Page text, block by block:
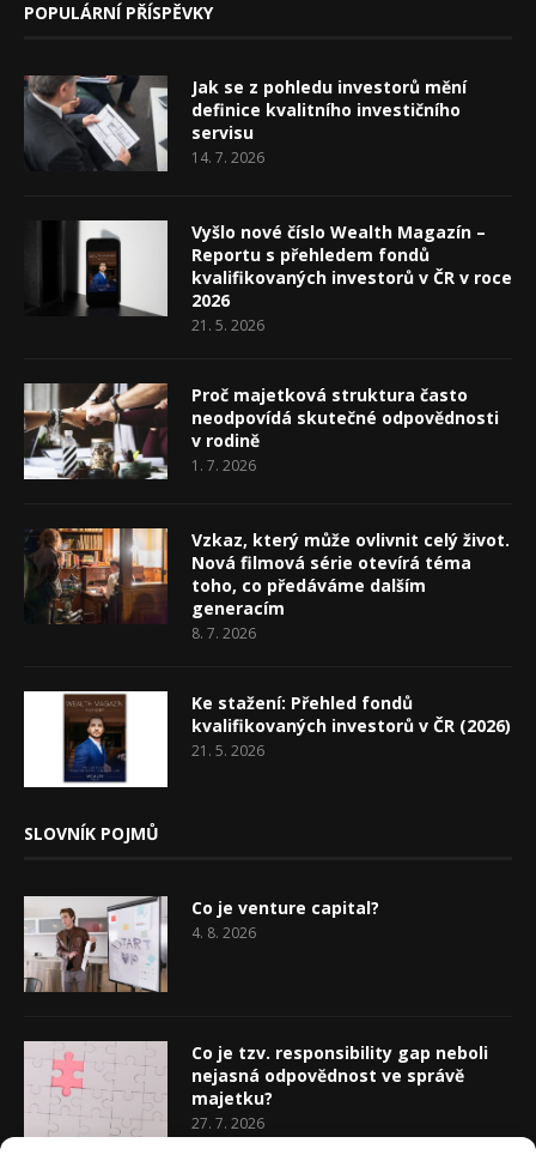
POPULÁRNÍ PŘÍSPĚVKY
Jak se z pohledu investorů mění
definice kvalitního investičního
servisu
14. 7. 2026
Vyšlo nové číslo Wealth Magazín –
Reportu s přehledem fondů
kvalifikovaných investorů v ČR v roce
2026
21. 5. 2026
Proč majetková struktura často
neodpovídá skutečné odpovědnosti
v rodině
1. 7. 2026
Vzkaz, který může ovlivnit celý život.
Nová filmová série otevírá téma
toho, co předáváme dalším
generacím
8. 7. 2026
Ke stažení: Přehled fondů
kvalifikovaných investorů v ČR (2026)
21. 5. 2026
SLOVNÍK POJMŮ
Co je venture capital?
4. 8. 2026
Co je tzv. responsibility gap neboli
nejasná odpovědnost ve správě
majetku?
27. 7. 2026